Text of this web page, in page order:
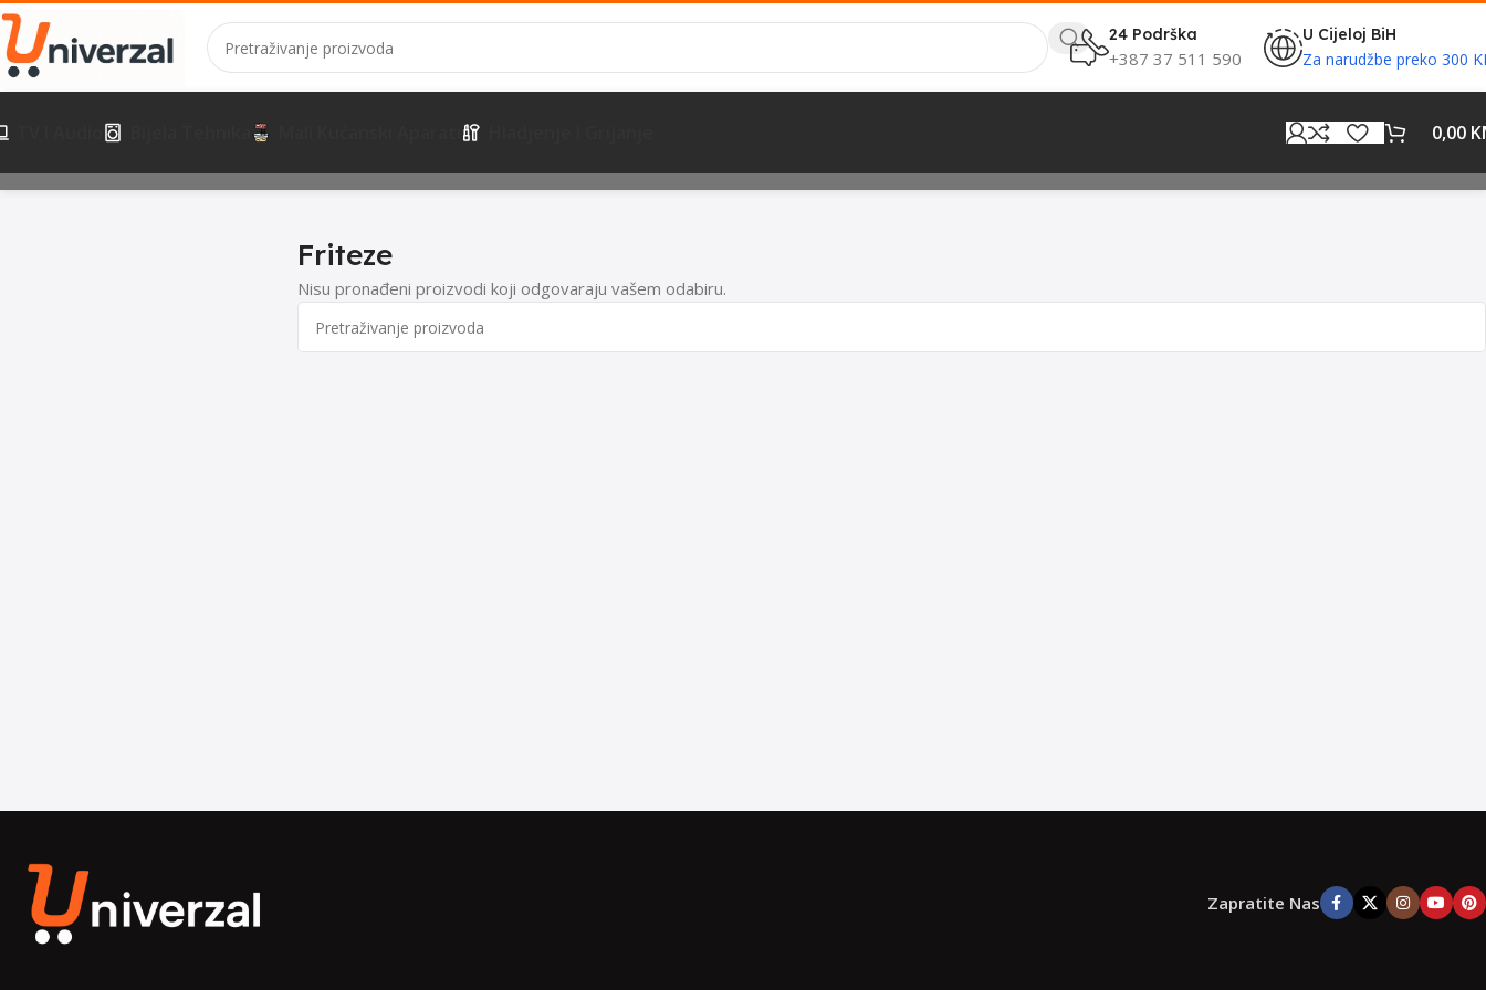
24 Podrška
+387 37 511 590
U Cijeloj BiH
Za narudžbe preko 300
0,00
Početna Mali Kućanski Aparati Kuhinjski aparati Friteze
Friteze
Nisu pronađeni proizvodi koji odgovaraju vašem odabiru.
Zapratite Nas